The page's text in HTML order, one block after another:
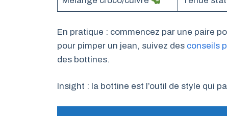
En pratique : commencez par une paire
pour pimper un jean, suivez des conseils
des bottines.
Insight : la bottine est l’outil de style qui